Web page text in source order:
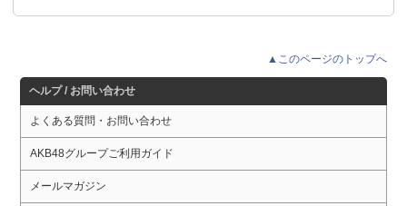
▲このページのトップへ
ヘルプ / お問い合わせ
よくある質問・お問い合わせ
AKB48グループご利用ガイド
メールマガジン